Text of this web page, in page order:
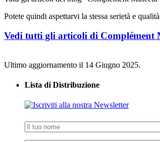
Potete quindi aspettarvi la stessa serietà e
Vedi tutti gli articoli di Complément
Ultimo aggiornamento il 14 Giugno 2025.
Lista di Distribuzione